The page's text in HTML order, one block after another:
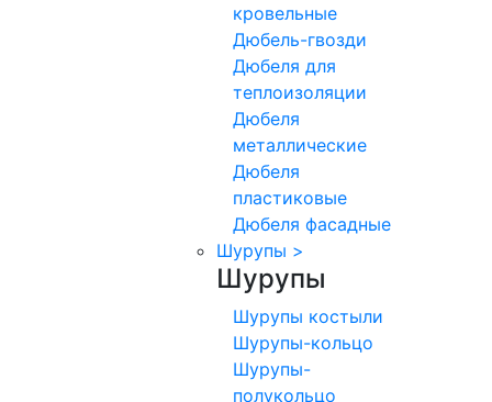
кровельные
Дюбель-гвозди
Дюбеля для
теплоизоляции
Дюбеля
металлические
Дюбеля
пластиковые
Дюбеля фасадные
Шурупы >
Шурупы
Шурупы костыли
Шурупы-кольцо
Шурупы-
полукольцо